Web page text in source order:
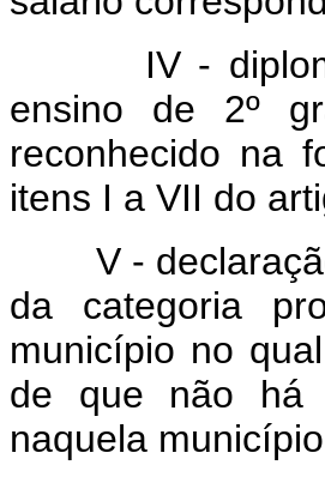
IV - diploma
ensino de 2º
reconhecido na
itens I a VII do
V - declaração,
da categoria
município no
de que não há
naquela